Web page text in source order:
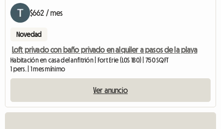
$662 / mes
Novedad
Loft privado con baño privado en alquiler a pasos de la playa
Habitación en casa del anfitrión | Fort Erie (L0S 1B0) | 750 SQFT
1 pers. | 1 mes mínimo
Ver anuncio